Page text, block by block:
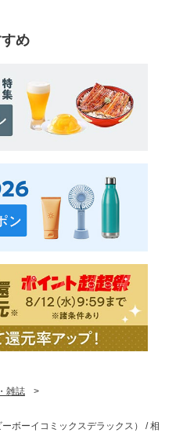
め
雑誌
>
ボーイコミックスデラックス） / 相